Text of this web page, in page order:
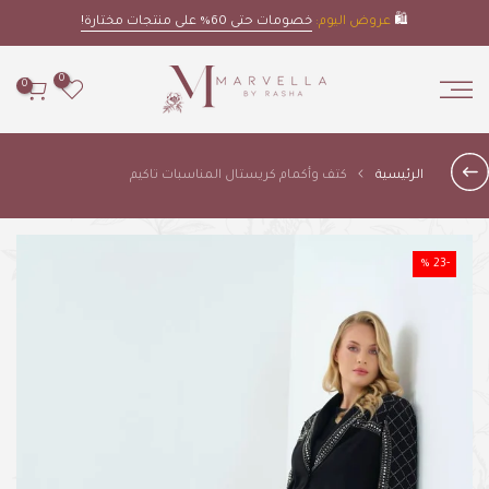
to
🛍️ عروض اليوم: خصومات حتى 60% على منتجات مختارة! 🌹 مارفيلّا لوكس: تشكيلتنا الفاخرة بانتظارك!
0
0
الرئيسية كتف وأكمام كريستال المناسبات تاكيم
-23 %